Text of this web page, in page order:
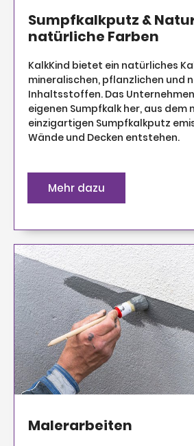
Sumpfkalkputz &
natürliche Farben
KalkKind bietet ein natürliches
mineralischen, pflanzlichen und
Inhaltsstoffen. Das
eigenen Sumpfkalk her, aus dem
einzigartigen Sumpfkalkputz
Wände und Decken entstehen.
Mehr dazu
Malerarbeiten